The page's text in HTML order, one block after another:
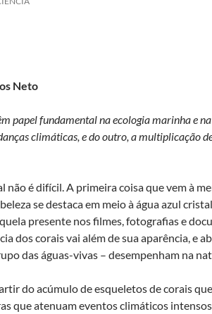
Neto
papel fundamental na ecologia marinha e
climáticas, e do outro, a multiplicação
não é difícil. A primeira coisa que vem à
se destaca em meio à água azul
presente nos filmes, fotografias e
dos corais vai além de sua aparência, e
das águas-vivas – desempenham na
do acúmulo de esqueletos de corais
que atenuam eventos climáticos